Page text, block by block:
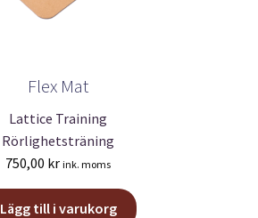
Flex Mat
Lattice Training
Rörlighetsträning
750,00 kr ink. moms
Lägg till i varukorg